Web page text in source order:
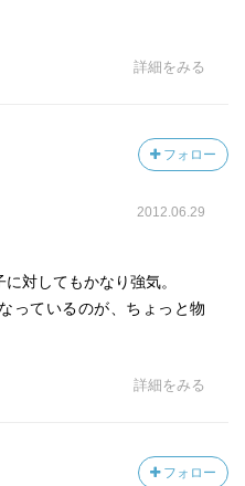
詳細をみる
フォロー
2012.06.29
対してもかなり強気。
っているのが、ちょっと物
詳細をみる
フォロー